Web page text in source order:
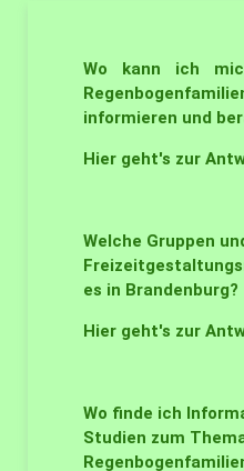
Wo kann ich
informieren und
Hier geht's zur
Welche Gruppen
es in Brandenburg?
Hier geht's zur
Wo finde ich
Studien zum